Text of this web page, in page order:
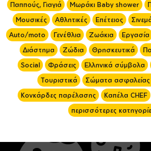
Παππούς, Γιαγιά
Μωράκι Baby shower
Μουσικές
Αθλητικές Επέτειος
Auto/moto
Γενέθλια Ζωάκια Εργασία
Διάστημα
Ζώδια Θρησκευτικά
Social
Φράσεις Ελληνικά σύμβολα
Τουριστικά
Σώματα
Κονκάρδες παρέλασης
Καπέλα CHEF
περισσότερες